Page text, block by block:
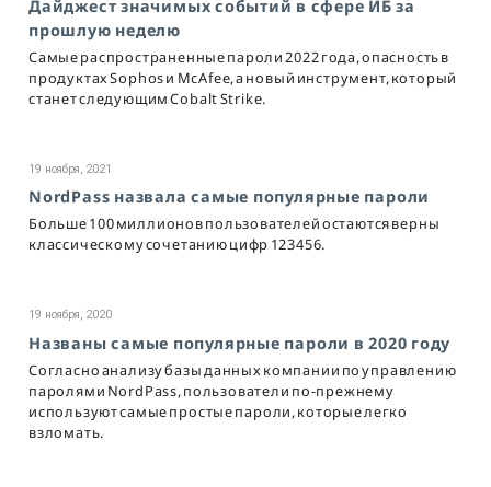
Дайджест значимых событий в сфере ИБ за
прошлую неделю
Самые распространенные пароли 2022 года, опасность в
продуктах Sophos и McAfee, а новый инструмент, который
станет следующим Cobalt Strike.
19 ноября, 2021
NordPass назвала самые популярные пароли
Больше 100 миллионов пользователей остаются верны
классическому сочетанию цифр 123456.
19 ноября, 2020
Названы самые популярные пароли в 2020 году
Согласно анализу базы данных компании по управлению
паролями NordPass, пользователи по-прежнему
используют самые простые пароли, которые легко
взломать.